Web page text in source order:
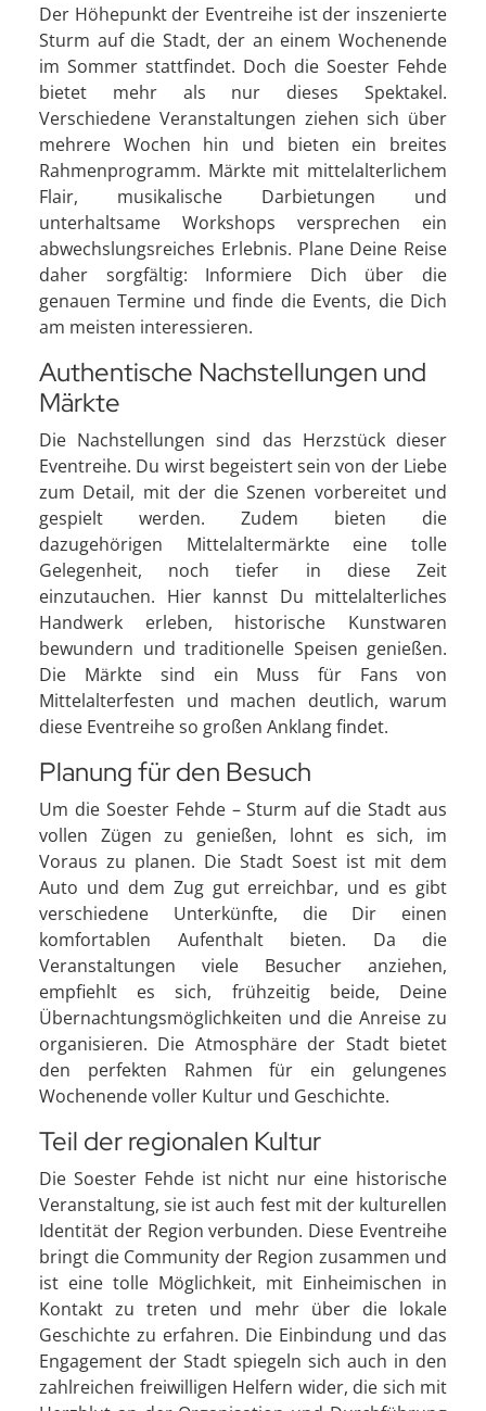
Der Höhepunkt der Eventreihe ist der inszenierte
Sturm auf die Stadt, der an einem Wochenende
im Sommer stattfindet. Doch die Soester Fehde
bietet mehr als nur dieses Spektakel.
Verschiedene Veranstaltungen ziehen sich über
mehrere Wochen hin und bieten ein breites
Rahmenprogramm. Märkte mit mittelalterlichem
Flair, musikalische Darbietungen und
unterhaltsame Workshops versprechen ein
abwechslungsreiches Erlebnis. Plane Deine Reise
daher sorgfältig: Informiere Dich über die
genauen Termine und finde die Events, die Dich
am meisten interessieren.
Authentische Nachstellungen und
Märkte
Die Nachstellungen sind das Herzstück dieser
Eventreihe. Du wirst begeistert sein von der Liebe
zum Detail, mit der die Szenen vorbereitet und
gespielt werden. Zudem bieten die
dazugehörigen Mittelaltermärkte eine tolle
Gelegenheit, noch tiefer in diese Zeit
einzutauchen. Hier kannst Du mittelalterliches
Handwerk erleben, historische Kunstwaren
bewundern und traditionelle Speisen genießen.
Die Märkte sind ein Muss für Fans von
Mittelalterfesten und machen deutlich, warum
diese Eventreihe so großen Anklang findet.
Planung für den Besuch
Um die Soester Fehde – Sturm auf die Stadt aus
vollen Zügen zu genießen, lohnt es sich, im
Voraus zu planen. Die Stadt Soest ist mit dem
Auto und dem Zug gut erreichbar, und es gibt
verschiedene Unterkünfte, die Dir einen
komfortablen Aufenthalt bieten. Da die
Veranstaltungen viele Besucher anziehen,
empfiehlt es sich, frühzeitig beide, Deine
Übernachtungsmöglichkeiten und die Anreise zu
organisieren. Die Atmosphäre der Stadt bietet
den perfekten Rahmen für ein gelungenes
Wochenende voller Kultur und Geschichte.
Teil der regionalen Kultur
Die Soester Fehde ist nicht nur eine historische
Veranstaltung, sie ist auch fest mit der kulturellen
Identität der Region verbunden. Diese Eventreihe
bringt die Community der Region zusammen und
ist eine tolle Möglichkeit, mit Einheimischen in
Kontakt zu treten und mehr über die lokale
Geschichte zu erfahren. Die Einbindung und das
Engagement der Stadt spiegeln sich auch in den
zahlreichen freiwilligen Helfern wider, die sich mit